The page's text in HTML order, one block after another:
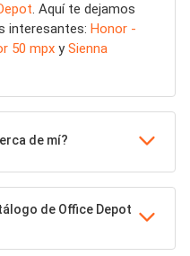
. Aquí te dejamos
interesantes: Honor -
50 mpx ySienna
de mí?
de Office Depot